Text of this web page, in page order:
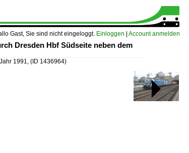
Gast, Sie sind nicht eingeloggt. Einloggen Account anmelden
Dresden Hbf Südseite neben dem
1991, (ID 1436964)